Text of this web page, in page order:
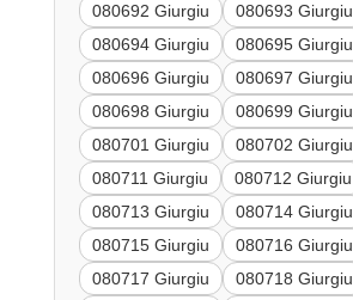
080692 Giurgiu
080693 Giurgiu
080694 Giurgiu
080695 Giurgiu
080696 Giurgiu
080697 Giurgiu
080698 Giurgiu
080699 Giurgiu
080701 Giurgiu
080702 Giurgiu
080711 Giurgiu
080712 Giurgiu
080713 Giurgiu
080714 Giurgiu
080715 Giurgiu
080716 Giurgiu
080717 Giurgiu
080718 Giurgiu